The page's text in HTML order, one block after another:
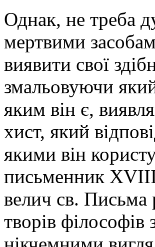
Однак, не треба
мертвими
виявити свої
змальовуючи
яким він є,
хист, який
якими він
письменник
велич св. Письма
творів